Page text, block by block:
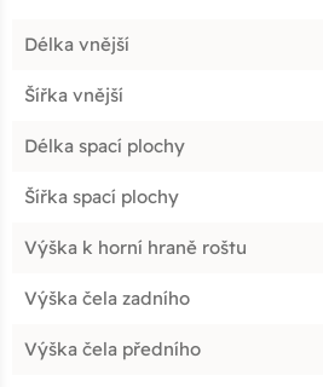
Délka vnější
Šířka vnější
Délka spací plochy
Šířka spací plochy
Výška k horní hraně roštu
Výška čela zadního
Výška čela předního